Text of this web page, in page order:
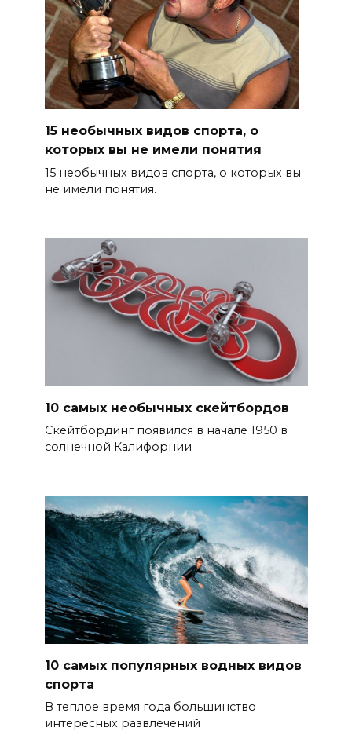
15 необычных видов спорта, о
которых вы не имели понятия
15 необычных видов спорта, о которых вы
не имели понятия.
10 самых необычных скейтбордов
Скейтбординг появился в начале 1950 в
солнечной Калифорнии
10 самых популярных водных видов
спорта
В теплое время года большинство
интересных развлечений